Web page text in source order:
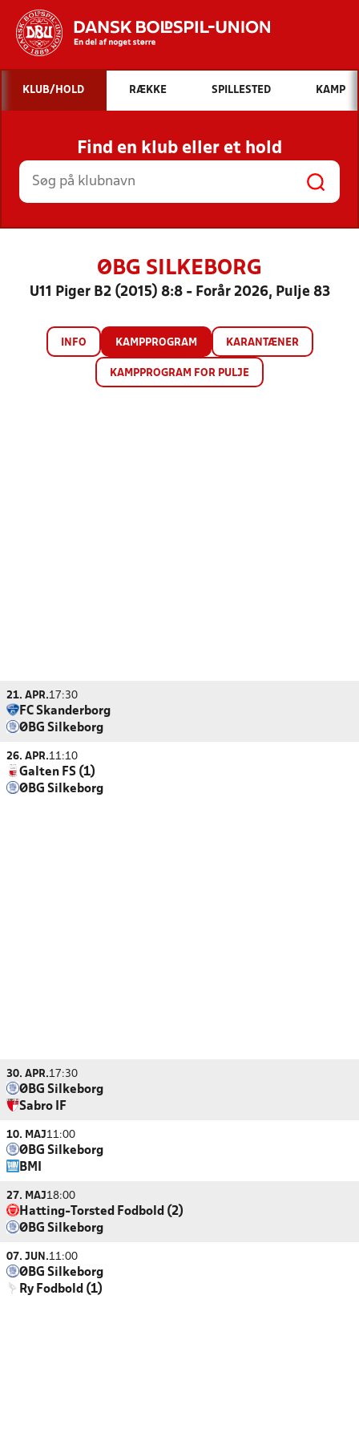
Hvad vil du søge efter?
INDHOLD OG NYHEDER
STILLINGER, RESULTATER, KLUBBER OG
HOLD
KLUB/HOLD RÆKKE SPILLESTED KAMP
Find en klub eller et hold
ØBG SILKEBORG
U11 Piger B2 (2015) 8:8 - Forår 2026, Pulje 83
INFO KAMPPROGRAM KARANTÆNER
KAMPPROGRAM FOR PULJE
21. APR.17:30
FC Skanderborg
ØBG Silkeborg
26. APR.11:10
Galten FS (1)
ØBG Silkeborg
30. APR.17:30
ØBG Silkeborg
Sabro IF
10. MAJ11:00
ØBG Silkeborg
BMI
27. MAJ18:00
Hatting-Torsted Fodbold (2)
ØBG Silkeborg
07. JUN.11:00
ØBG Silkeborg
Ry Fodbold (1)